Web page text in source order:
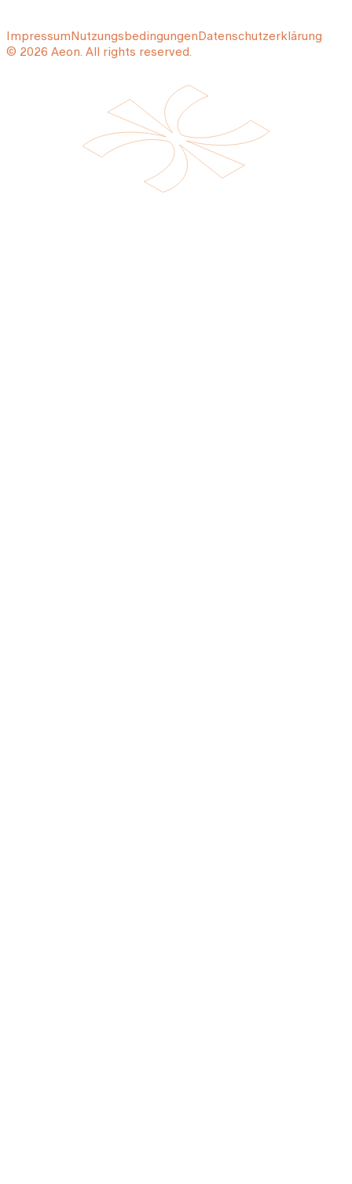
ImpressumNutzungsbedingungenDatenschutzerklärung
© 2026 Aeon. All rights reserved.